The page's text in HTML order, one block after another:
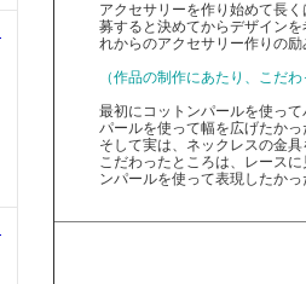
アクセサリーを作り始めて長
募すると決めてからデザイン
れからのアクセサリー作りの
（作品の制作にあたり、こだ
最初にコットンパールを使っ
パールを使って幅を広げたか
そして実は、ネックレスの金
こだわったところは、レース
ンパールを使って表現したか